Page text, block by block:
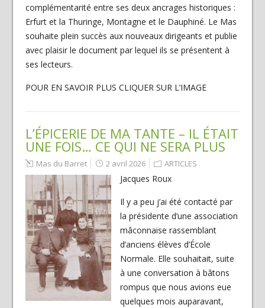
complémentarité entre ses deux ancrages historiques :
Erfurt et la Thuringe, Montagne et le Dauphiné. Le Mas
souhaite plein succès aux nouveaux dirigeants et publie
avec plaisir le document par lequel ils se présentent à
ses lecteurs.
POUR EN SAVOIR PLUS CLIQUER SUR L’IMAGE
L’ÉPICERIE DE MA TANTE – IL ÉTAIT
UNE FOIS… CE QUI NE SERA PLUS
Mas du Barret 2 avril 2026 ARTICLES
Jacques Roux
Il y a peu j’ai été contacté par
la présidente d’une association
mâconnaise rassemblant
d’anciens élèves d’École
Normale. Elle souhaitait, suite
à une conversation à bâtons
rompus que nous avions eue
quelques mois auparavant,